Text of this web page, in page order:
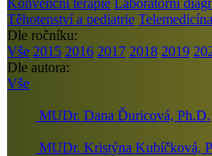
Těhotenství a pediatrie Telemedicína
Dle ročníku:
Vše 2015 2016 2017 2018 2019
Dle autora:
Vše
MUDr. Dana Ďuricová, Ph.D.
MUDr. Kristýna Kubíčková,